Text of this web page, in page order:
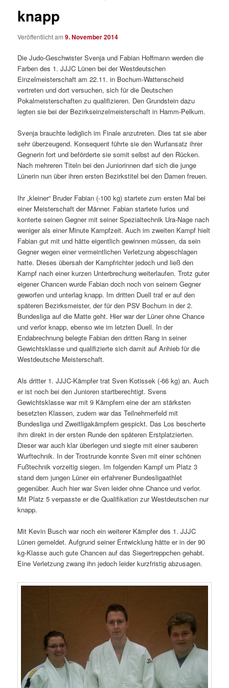
knapp
Veröffentlicht am9. November 2014
Die Judo-Geschwister Svenja und Fabian Hoffmann werden die
Farben des 1. JJJC Lünen bei der Westdeutschen
Einzelmeisterschaft am 22.11. in Bochum-Wattenscheid
vertreten und dort versuchen, sich für die Deutschen
Pokalmeisterschaften zu qualifizieren. Den Grundstein dazu
legten sie bei der Bezirkseinzelmeisterschaft in Hamm-Pelkum.
Svenja brauchte lediglich im Finale anzutreten. Dies tat sie aber
sehr überzeugend. Konsequent führte sie den Wurfansatz ihrer
Gegnerin fort und beförderte sie somit selbst auf den Rücken.
Nach mehreren Titeln bei den Juniorinnen darf sich die junge
Lünerin nun über ihren ersten Bezirkstitel bei den Damen freuen.
Ihr „kleiner“ Bruder Fabian (-100 kg) startete zum ersten Mal bei
einer Meisterschaft der Männer. Fabian startete furios und
konterte seinen Gegner mit seiner Spezialtechnik Ura-Nage nach
weniger als einer Minute Kampfzeit. Auch im zweiten Kampf hielt
Fabian gut mit und hätte eigentlich gewinnen müssen, da sein
Gegner wegen einer vermeintlichen Verletzung abgeschlagen
hatte. Dieses übersah der Kampfrichter jedoch und ließ den
Kampf nach einer kurzen Unterbrechung weiterlaufen. Trotz guter
eigener Chancen wurde Fabian doch noch von seinem Gegner
geworfen und unterlag knapp. Im dritten Duell traf er auf den
späteren Bezirksmeister, der für den PSV Bochum in der 2.
Bundesliga auf die Matte geht. Hier war der Lüner ohne Chance
und verlor knapp, ebenso wie im letzten Duell. In der
Endabrechnung belegte Fabian den dritten Rang in seiner
Gewichtsklasse und qualifizierte sich damit auf Anhieb für die
Westdeutsche Meisterschaft.
Als dritter 1. JJJC-Kämpfer trat Sven Kotissek (-66 kg) an. Auch
er ist noch bei den Junioren startberechtigt. Svens
Gewichtsklasse war mit 9 Kämpfern eine der am stärksten
besetzten Klassen, zudem war das Teilnehmerfeld mit
Bundesliga und Zweitligakämpfern gespickt. Das Los bescherte
ihm direkt in der ersten Runde den späteren Erstplatzierten.
Dieser war auch klar überlegen und siegte mit einer sauberen
Wurftechnik. In der Trostrunde konnte Sven mit einer schönen
Fußtechnik vorzeitig siegen. Im folgenden Kampf um Platz 3
stand dem jungen Lüner ein erfahrener Bundesligaathlet
gegenüber. Auch hier war Sven leider ohne Chance und verlor.
Mit Platz 5 verpasste er die Qualifikation zur Westdeutschen nur
knapp.
Mit Kevin Busch war noch ein weiterer Kämpfer des 1. JJJC
Lünen gemeldet. Aufgrund seiner Entwicklung hätte er in der 90
kg-Klasse auch gute Chancen auf das Siegertreppchen gehabt.
Eine Verletzung zwang ihn jedoch leider kurzfristig abzusagen.